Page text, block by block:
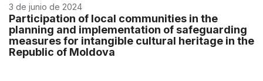
3 de junio de 2024
Participation of local communities in the
planning and implementation of safeguarding
measures for intangible cultural heritage in the
Republic of Moldova